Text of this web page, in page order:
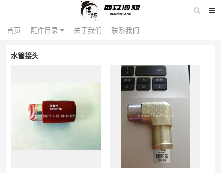
首页 配件目录 关于我们 联系我们
首页 配件目录 关于我们 联系我们
水管接头